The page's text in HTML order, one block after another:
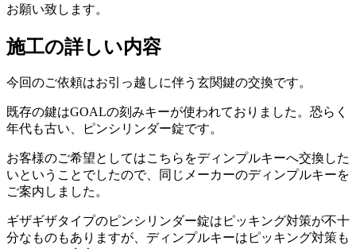
お願い致します。
施工の詳しい内容
今回のご依頼はお引っ越しに伴う玄関鍵の交換です。
既存の鍵はGOALの刻みキーが使われておりました。恐らく
年代も古い、ピンシリンダー錠です。
お客様のご希望としてはこちらをディンプルキーへ交換した
いということでしたので、同じメーカーのディンプルキーを
ご案内しました。
ギザギザタイプのピンシリンダー錠はピッキング対策が不十
分なものもありますが、ディンプルキーはピッキング対策も